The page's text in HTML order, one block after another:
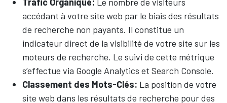
accédant à votre site web par le biais des résultats
de recherche non payants. Il constitue un
indicateur direct de la visibilité de votre site sur les
moteurs de recherche. Le suivi de cette métrique
s’effectue via Google Analytics et Search Console.
Classement des Mots-Clés: La position de votre
site web dans les résultats de recherche pour des